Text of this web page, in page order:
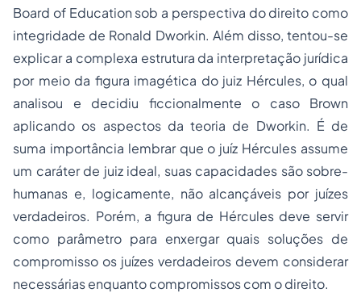
Board of Education sob a perspectiva do direito como
integridade de Ronald Dworkin. Além disso, tentou-se
explicar a complexa estrutura da interpretação jurídica
por meio da figura imagética do juiz Hércules, o qual
analisou e decidiu ficcionalmente o caso Brown
aplicando os aspectos da teoria de Dworkin. É de
suma importância lembrar que o juíz Hércules assume
um caráter de juiz ideal, suas capacidades são sobre-
humanas e, logicamente, não alcançáveis por juízes
verdadeiros. Porém, a figura de Hércules deve servir
como parâmetro para enxergar quais soluções de
compromisso os juízes verdadeiros devem considerar
necessárias enquanto compromissos com o direito.